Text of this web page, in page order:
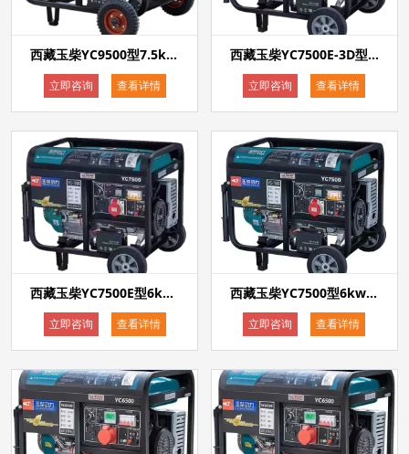
西藏玉柴YC9500型7.5kw汽油发电机单相220V手启动
立即咨询 查看详情
西藏玉柴YC7500E-3D型6kw汽油发电机单相220V三相380V电启动等功率双电压带电瓶
立即咨询 查看详情
西藏玉柴YC7500E型6kw汽油发电机电启动单相220V带电瓶
立即咨询 查看详情
西藏玉柴YC7500型6kw汽油发电机单相220V手启动
立即咨询 查看详情